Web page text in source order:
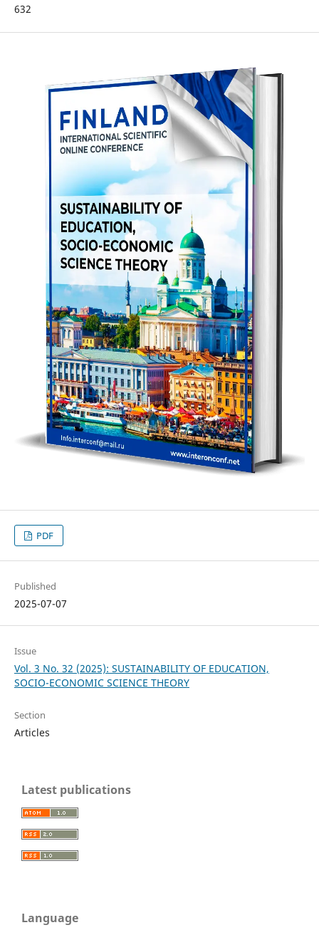
632
PDF
Published
2025-07-07
Issue
Vol. 3 No. 32 (2025): SUSTAINABILITY OF EDUCATION,
SOCIO-ECONOMIC SCIENCE THEORY
Section
Articles
Latest publications
Language